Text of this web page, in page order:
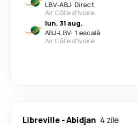
LBV-ABJ· Direct
Air Côte d'Ivoire
lun. 31 aug.
ABJ-LBV· 1 escală
Air Côte d'Ivoire
Libreville -Abidjan 4 zile